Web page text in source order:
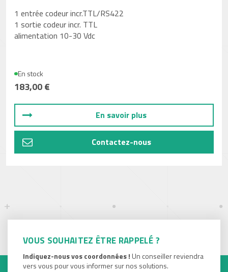
1 entrée codeur incr.TTL/RS422
1 sortie codeur incr. TTL
alimentation 10-30 Vdc
En stock
183,00 €
En savoir plus
Contactez-nous
VOUS SOUHAITEZ ÊTRE RAPPELÉ ?
Indiquez-nous vos coordonnées ! Un conseiller reviendra
vers vous pour vous informer sur nos solutions.